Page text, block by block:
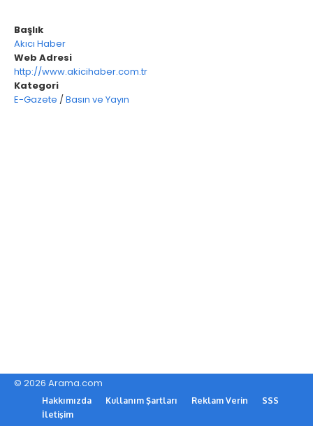
Başlık
Akıcı Haber
Web Adresi
http://www.akicihaber.com.tr
Kategori
E-Gazete /Basın ve Yayın
© 2026 Arama.com
Hakkımızda Kullanım Şartları Reklam Verin
SSS
İletişim